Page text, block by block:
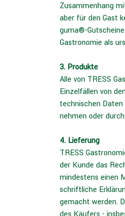
Zusammenhang
aber für den Gast
guma®-
Gastronomie als
3. Produkte
Alle von TRESS
Einzelfällen von
technischen
nehmen oder
4. Lieferung
TRESS
der Kunde das
mindestens einen
schriftliche
gemacht werden.